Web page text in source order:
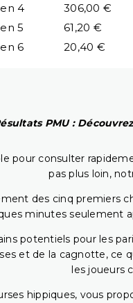
4
306,00 €
5
61,20 €
6 20,40 €
PMU :
pour consulter
pas plus loin,
des cinq premiers
minutes seulement
potentiels pour les
et de la cagnotte, ce
les joueurs
hippiques, vous